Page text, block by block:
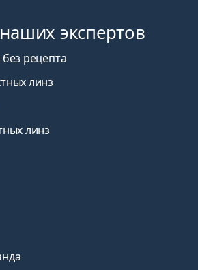
экспертов
рецепта
линз
линз